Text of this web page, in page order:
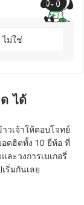
ไม่ใช่
ได้
วเจ้าให้ตอบโจทย์
อดฮิตทั้ง 10 ยี่ห้อ ที่
ะวงการเบเกอรี่
ริ่มกันเลย